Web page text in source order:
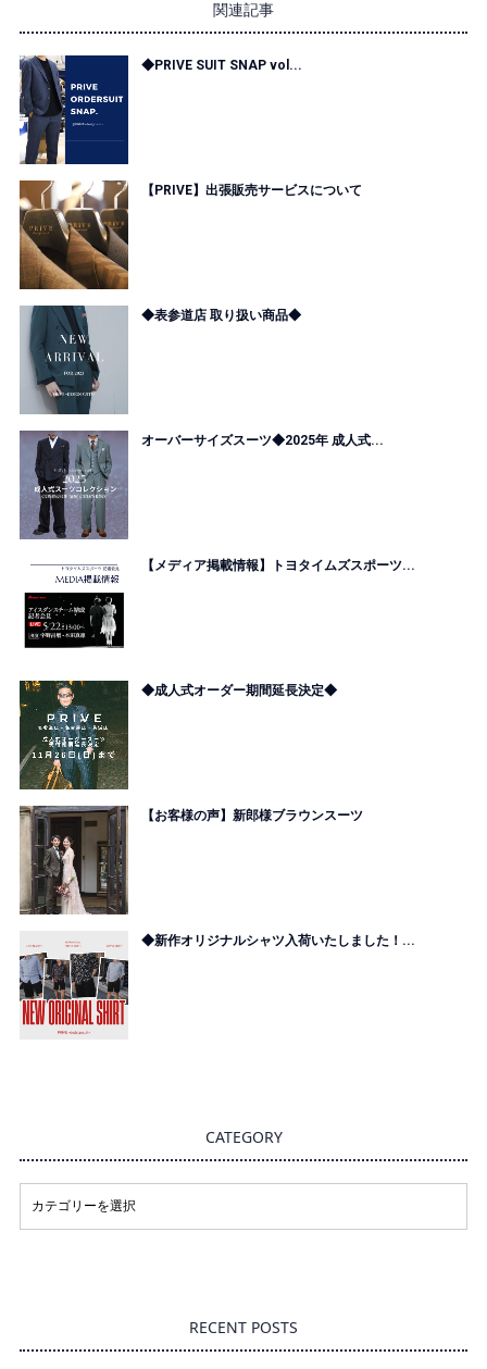
関連記事
◆PRIVE SUIT SNAP vol...
【PRIVE】出張販売サービスについて
◆表参道店 取り扱い商品◆
オーバーサイズスーツ◆2025年 成人式...
【メディア掲載情報】トヨタイムズスポーツ...
◆成人式オーダー期間延長決定◆
【お客様の声】新郎様ブラウンスーツ
◆新作オリジナルシャツ入荷いたしました！...
CATEGORY
RECENT POSTS